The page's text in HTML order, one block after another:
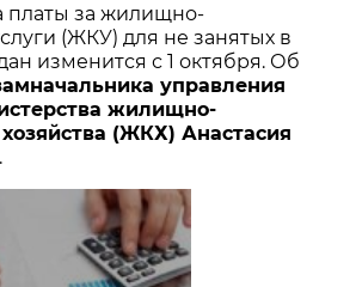
платы за жилищно-
(ЖКУ) для не занятых в
изменится с 1 октября. Об
управления
жилищно-
(ЖКХ) Анастасия
.